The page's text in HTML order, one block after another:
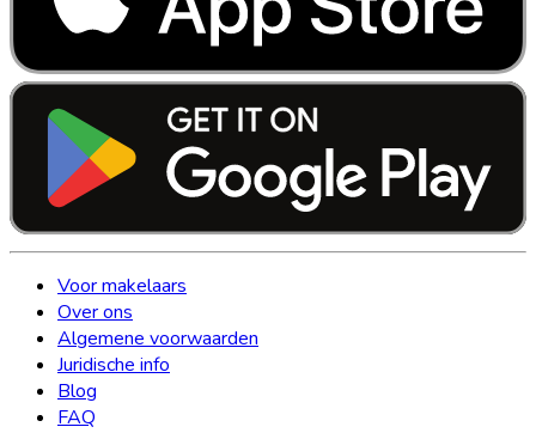
Voor makelaars
Over ons
Algemene voorwaarden
Juridische info
Blog
FAQ